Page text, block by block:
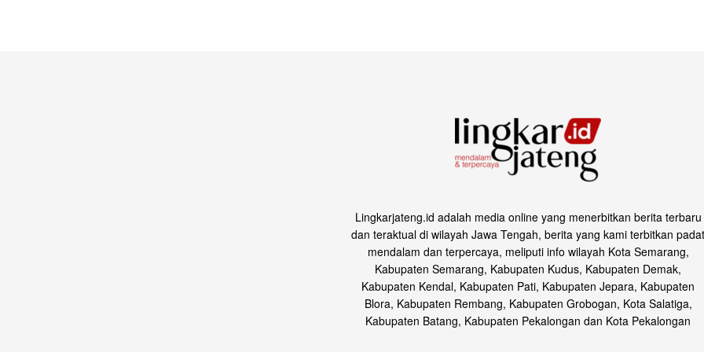
Lingkarjateng.id adalah media online yang menerbitkan berita terbaru
dan teraktual di wilayah Jawa Tengah, berita yang kami terbitkan padat
mendalam dan terpercaya, meliputi info wilayah Kota Semarang,
Kabupaten Semarang, Kabupaten Kudus, Kabupaten Demak,
Kabupaten Kendal, Kabupaten Pati, Kabupaten Jepara, Kabupaten
Blora, Kabupaten Rembang, Kabupaten Grobogan, Kota Salatiga,
Kabupaten Batang, Kabupaten Pekalongan dan Kota Pekalongan